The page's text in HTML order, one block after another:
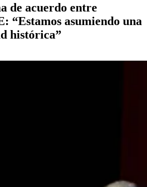
de acuerdo entre
“Estamos asumiendo una
histórica”